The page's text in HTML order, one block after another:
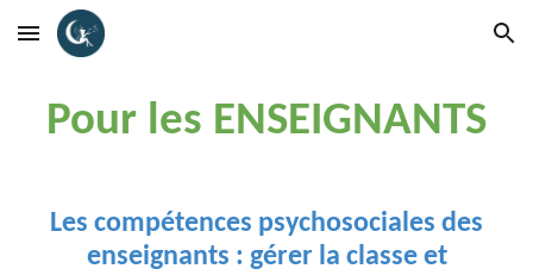
Skip to main content Skip to navigation
Pour les ENSEIGNANTS
Les compétences psychosociales des
enseignants : gérer la classe et